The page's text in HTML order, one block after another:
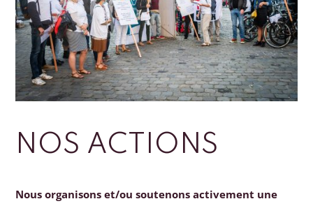
NOS ACTIONS
Nous organisons et/ou soutenons activement une